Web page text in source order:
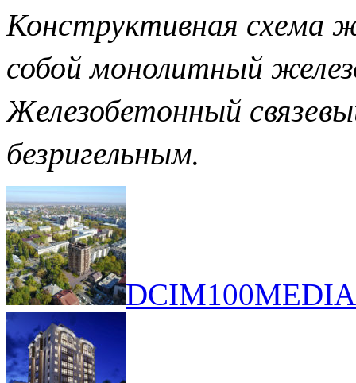
Конструктивная схема
собой монолитный
Железобетонный
безригельным.